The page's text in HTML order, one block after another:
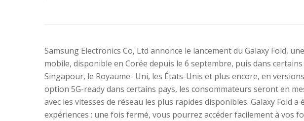
Samsung Electronics Co, Ltd annonce le lancement du Galaxy Fold,
mobile, disponible en Corée depuis le 6 septembre, puis dans
Singapour, le Royaume- Uni, les États-Unis et plus encore, en
option 5G-ready dans certains pays, les consommateurs seront en
avec les vitesses de réseau les plus rapides disponibles. Galaxy Fold
expériences : une fois fermé, vous pourrez accéder facilement à vos